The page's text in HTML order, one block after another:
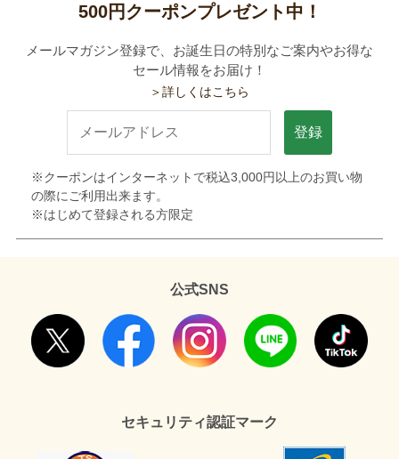
500円クーポンプレゼント中！
メールマガジン登録で、お誕生日の特別なご案内やお得な
セール情報をお届け！
＞詳しくはこちら
登録
※クーポンはインターネットで税込3,000円以上のお買い物
の際にご利用出来ます。
※はじめて登録される方限定
公式SNS
セキュリティ認証マーク